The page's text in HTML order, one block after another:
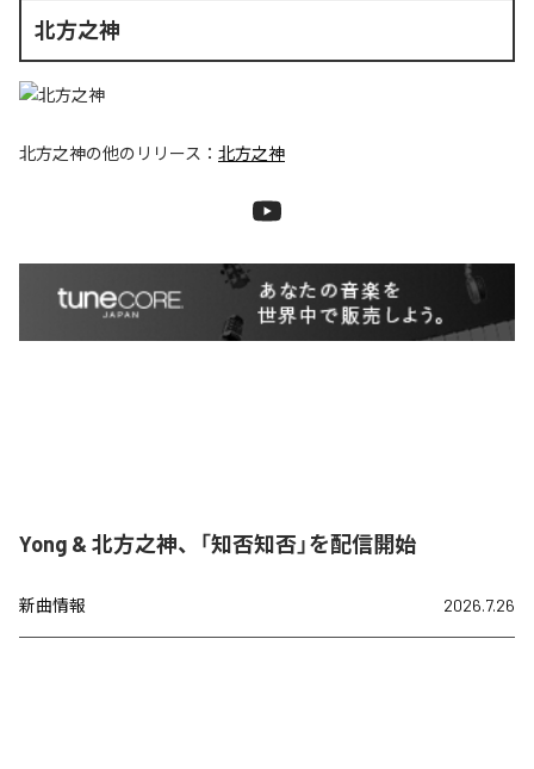
北方之神
北方之神の他のリリース： 北方之神
Yong & 北方之神、「知否知否」を配信開始
新曲情報 2026.7.26